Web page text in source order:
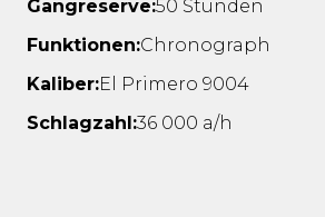
Gangreserve:50 Stunden
Funktionen:Chronograph
Kaliber:El Primero 9004
Schlagzahl:36 000 a/h